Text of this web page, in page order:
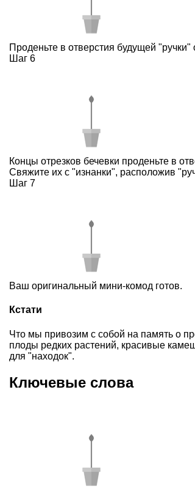
Проденьте в отверстия будущей "ручки"
Шаг 6
Концы отрезков бечевки проденьте в
Свяжите их с "изнанки", расположив
Шаг 7
Ваш оригинальный мини-комод готов.
Кстати
Что мы привозим с собой на память о
плоды редких растений, красивые
для "находок".
Ключевые слова